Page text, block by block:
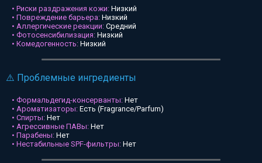
• Риски раздражения кожи: Низкий
• Повреждение барьера: Низкий
• Аллергические реакции: Средний
• Фотосенсибилизация: Низкий
• Комедогенность: Низкий
⚠️ Проблемные ингредиенты
• Формальдегид-консерванты: Нет
• Ароматизаторы: Есть (Fragrance/Parfum)
• Спирты: Нет
• Агрессивные ПАВы: Нет
• Парабены: Нет
• Нестабильные SPF-фильтры: Нет